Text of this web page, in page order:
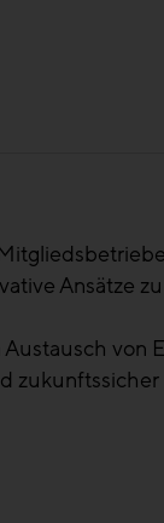
vor neuen
dem ganzen